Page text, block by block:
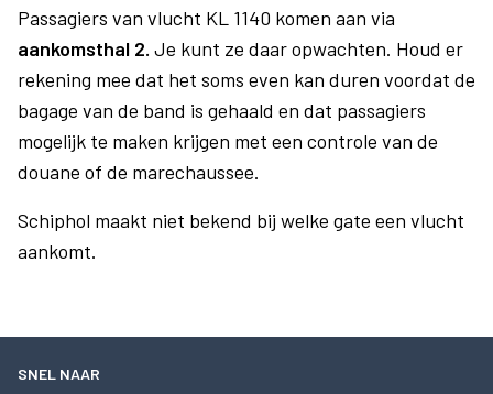
Passagiers van vlucht KL 1140 komen aan via
aankomsthal 2. Je kunt ze daar opwachten. Houd er
rekening mee dat het soms even kan duren voordat de
bagage van de band is gehaald en dat passagiers
mogelijk te maken krijgen met een controle van de
douane of de marechaussee.
Schiphol maakt niet bekend bij welke gate een vlucht
aankomt.
SNEL NAAR